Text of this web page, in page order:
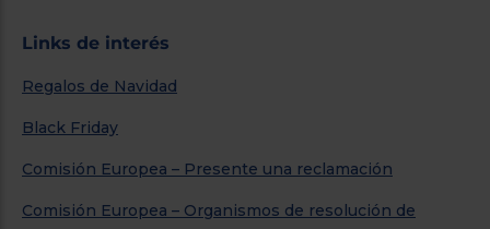
Links de interés
Regalos de Navidad
Black Friday
Comisión Europea – Presente una reclamación
Comisión Europea – Organismos de resolución de